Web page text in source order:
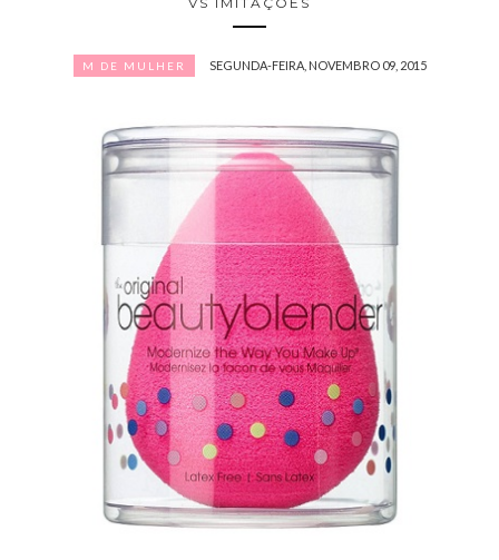
M DE MULHER SEGUNDA-FEIRA, NOVEMBRO 09, 2015